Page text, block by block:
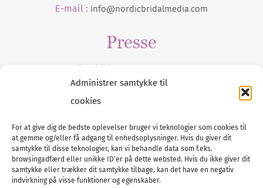
Administrer samtykke til
cookies
For at give dig de bedste oplevelser bruger vi teknologier som cookies til
at gemme og/eller få adgang til enhedsoplysninger. Hvis du giver dit
samtykke til disse teknologier, kan vi behandle data som f.eks.
browsingadfærd eller unikke ID'er på dette websted. Hvis du ikke giver dit
samtykke eller trækker dit samtykke tilbage, kan det have en negativ
indvirkning på visse funktioner og egenskaber.
E-mail : info@nordicbridalmedia.com
Presse
Tilmeld dig vores
Tel :89 88 13 90
E-post:info@nordicbridalmedia.com
Nordic Bridal Media